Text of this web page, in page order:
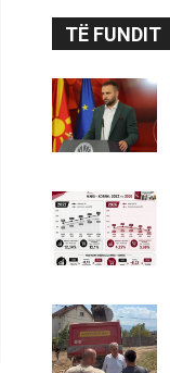
TË FUNDIT